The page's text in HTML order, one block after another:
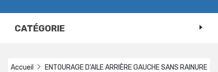
CATÉGORIE
Accueil
ENTOURAGE D'AILE ARRIÈRE GAUCHE SANS RAINURE